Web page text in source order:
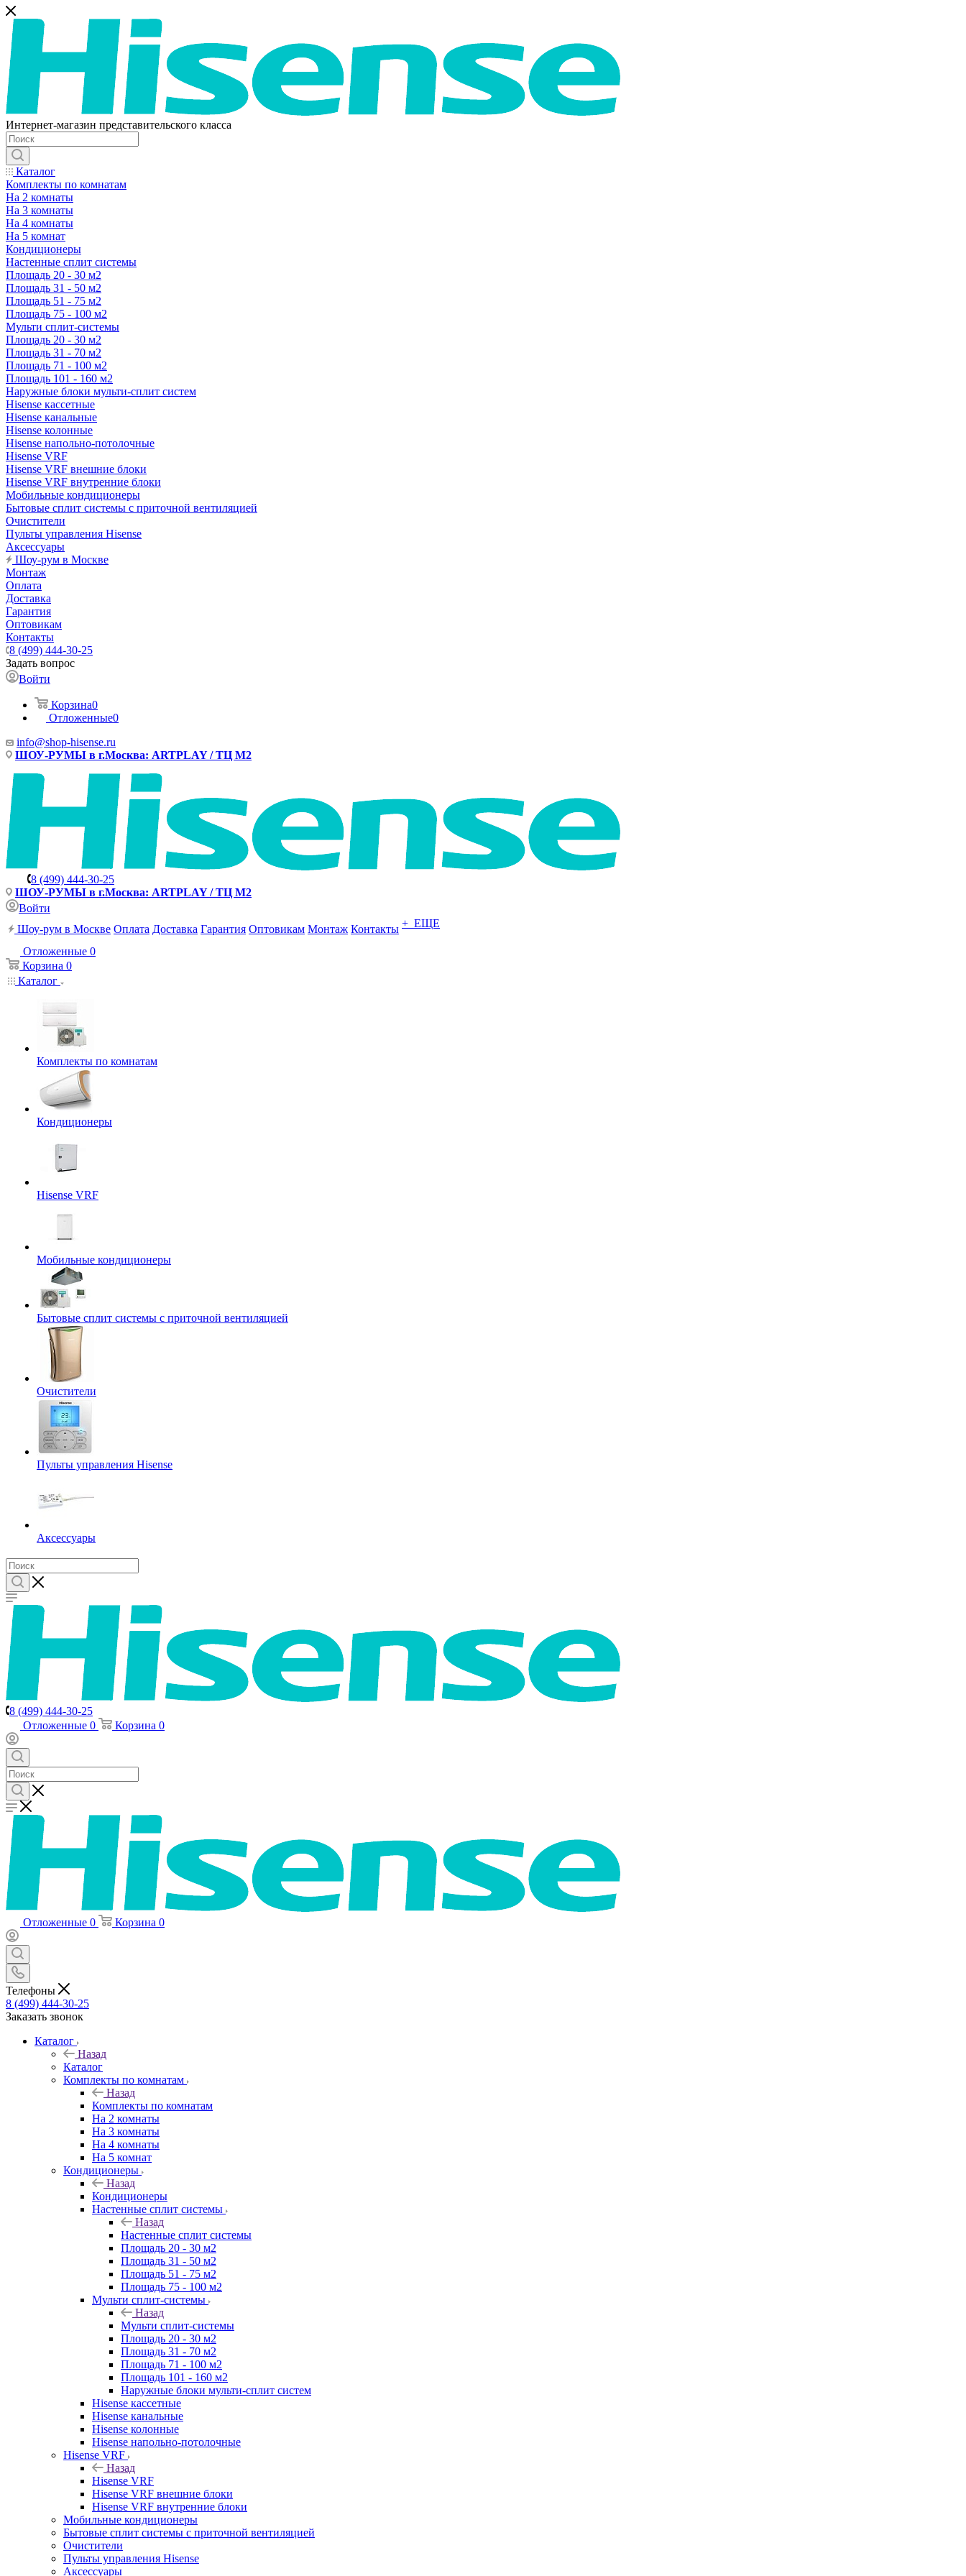
Интернет-магазин представительского класса
Каталог
Комплекты по комнатам
На 2 комнаты
На 3 комнаты
На 4 комнаты
На 5 комнат
Кондиционеры
Настенные сплит системы
Площадь 20 - 30 м2
Площадь 31 - 50 м2
Площадь 51 - 75 м2
Площадь 75 - 100 м2
Мульти сплит-системы
Площадь 20 - 30 м2
Площадь 31 - 70 м2
Площадь 71 - 100 м2
Площадь 101 - 160 м2
Наружные блоки мульти-сплит систем
Hisense кассетные
Hisense канальные
Hisense колонные
Hisense напольно-потолочные
Hisense VRF
Hisense VRF внешние блоки
Hisense VRF внутренние блоки
Мобильные кондиционеры
Бытовые сплит системы с приточной вентиляцией
Очистители
Пульты управления Hisense
Аксессуары
Шоу-рум в Москве
Монтаж
Оплата
Доставка
Гарантия
Оптовикам
Контакты
8 (499) 444-30-25
Задать вопрос
Войти
Корзина0
Отложенные0
info@shop-hisense.ru
ШОУ-РУМЫ в г.Москва: ARTPLAY / ТЦ М2
8 (499) 444-30-25
ШОУ-РУМЫ в г.Москва: ARTPLAY / ТЦ М2
Войти
Шоу-рум в Москве Оплата Доставка Гарантия Оптовикам Монтаж Контакты + ЕЩЕ
Отложенные 0
Корзина 0
Каталог
Комплекты по комнатам
Кондиционеры
Hisense VRF
Мобильные кондиционеры
Бытовые сплит системы с приточной вентиляцией
Очистители
Пульты управления Hisense
Аксессуары
8 (499) 444-30-25
Отложенные 0 Корзина 0
Отложенные 0 Корзина 0
Телефоны
8 (499) 444-30-25
Заказать звонок
Каталог
Назад
Каталог
Комплекты по комнатам
Назад
Комплекты по комнатам
На 2 комнаты
На 3 комнаты
На 4 комнаты
На 5 комнат
Кондиционеры
Назад
Кондиционеры
Настенные сплит системы
Назад
Настенные сплит системы
Площадь 20 - 30 м2
Площадь 31 - 50 м2
Площадь 51 - 75 м2
Площадь 75 - 100 м2
Мульти сплит-системы
Назад
Мульти сплит-системы
Площадь 20 - 30 м2
Площадь 31 - 70 м2
Площадь 71 - 100 м2
Площадь 101 - 160 м2
Наружные блоки мульти-сплит систем
Hisense кассетные
Hisense канальные
Hisense колонные
Hisense напольно-потолочные
Hisense VRF
Назад
Hisense VRF
Hisense VRF внешние блоки
Hisense VRF внутренние блоки
Мобильные кондиционеры
Бытовые сплит системы с приточной вентиляцией
Очистители
Пульты управления Hisense
Аксессуары